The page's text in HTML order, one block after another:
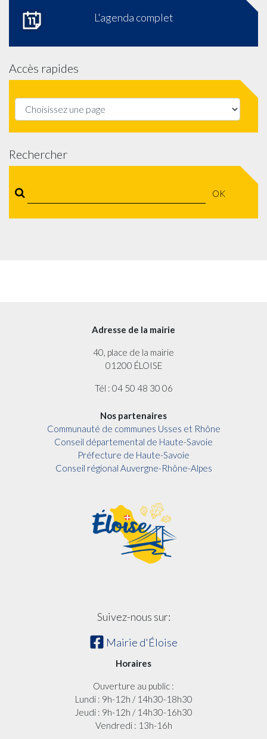
L'agenda complet
Accès rapides
Rechercher
OK
Adresse de la mairie
40, place de la mairie
01200 ÉLOISE
Tél : 04 50 48 30 06
Nos partenaires
Communauté de communes Usses et Rhône
Conseil départemental de Haute-Savoie
Préfecture de Haute-Savoie
Conseil régional Auvergne-Rhône-Alpes
Suivez-nous sur:
Mairie d'Éloise
Horaires
Ouverture au public :
Lundi : 9h-12h / 14h30-18h30
Jeudi : 9h-12h / 14h30-16h30
Vendredi : 13h-16h